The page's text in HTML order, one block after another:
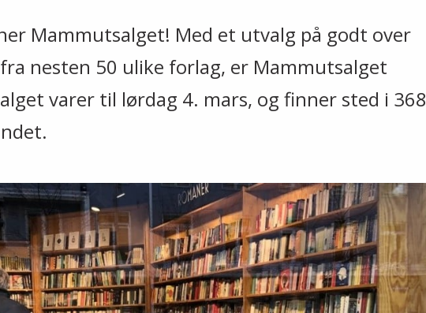
Mammutsalget! Med et utvalg på godt over
nesten 50 ulike forlag, er Mammutsalget
varer til lørdag 4. mars, og finner sted i 368